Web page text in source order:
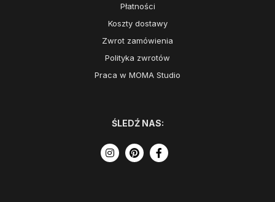
Płatności
Koszty dostawy
Zwrot zamówienia
Polityka zwrotów
Praca w MOMA Studio
ŚLEDŹ NAS: